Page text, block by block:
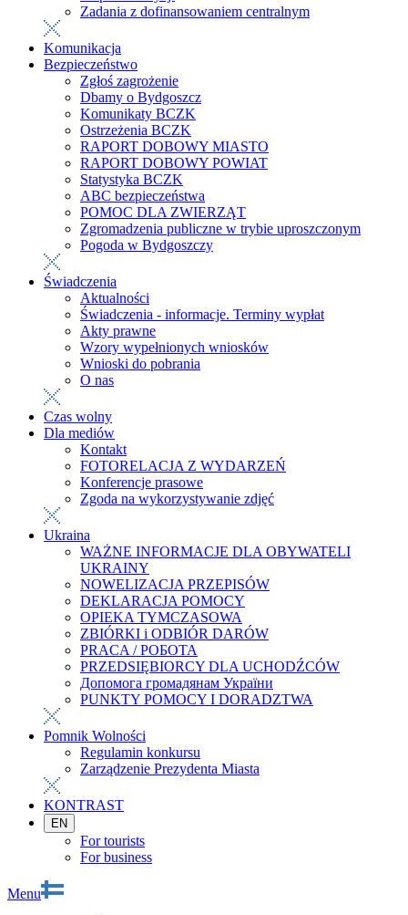
Zadania z dofinansowaniem centralnym
Komunikacja
Bezpieczeństwo
Zgłoś zagrożenie
Dbamy o Bydgoszcz
Komunikaty BCZK
Ostrzeżenia BCZK
RAPORT DOBOWY MIASTO
RAPORT DOBOWY POWIAT
Statystyka BCZK
ABC bezpieczeństwa
POMOC DLA ZWIERZĄT
Zgromadzenia publiczne w trybie uproszczonym
Pogoda w Bydgoszczy
Świadczenia
Aktualności
Świadczenia - informacje. Terminy wypłat
Akty prawne
Wzory wypełnionych wniosków
Wnioski do pobrania
O nas
Czas wolny
Dla mediów
Kontakt
FOTORELACJA Z WYDARZEŃ
Konferencje prasowe
Zgoda na wykorzystywanie zdjęć
Ukraina
WAŻNE INFORMACJE DLA OBYWATELI
UKRAINY
NOWELIZACJA PRZEPISÓW
DEKLARACJA POMOCY
OPIEKA TYMCZASOWA
ZBIÓRKI i ODBIÓR DARÓW
PRACA / РОБОТА
PRZEDSIĘBIORCY DLA UCHODŹCÓW
Допомога громадянам України
PUNKTY POMOCY I DORADZTWA
Pomnik Wolności
Regulamin konkursu
Zarządzenie Prezydenta Miasta
KONTRAST
EN
For tourists
For business
Menu